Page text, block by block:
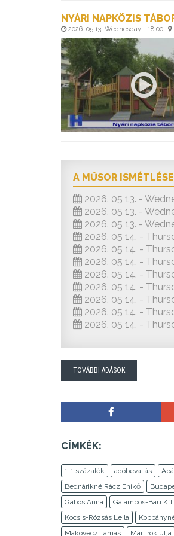
NYÁRI NAPKÖZIS
2026. 05 13. Wednesday - 18:00
A MŰSOR
2026. 05 13. -
2026. 05 13. -
2026. 05 13. -
2026. 05 14. -
2026. 05 14. -
2026. 05 14. -
2026. 05 14. -
2026. 05 14. -
2026. 05 14. -
2026. 05 14. -
2026. 05 14. -
TOVÁBBI ADÁSOK
CÍMKÉK:
1+1 százalék adóbevallás
Bednárikné Rácz Enikő
Gábos Anna
Galambos-Bau Kft.
Kocsis-Rózsás Leila
Makovecz Tamás
Mártírok útja